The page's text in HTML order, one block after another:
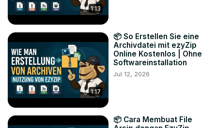
1:13
1:17
📦 So Erstellen Sie eine
Archivdatei mit ezyZip
Online Kostenlos | Ohne
Softwareinstallation
Jul 12, 2026
📦 Cara Membuat File